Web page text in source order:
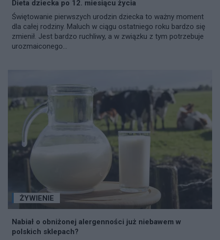
Dieta dziecka po 12. miesiącu życia
Świętowanie pierwszych urodzin dziecka to ważny moment
dla całej rodziny. Maluch w ciągu ostatniego roku bardzo się
zmienił. Jest bardzo ruchliwy, a w związku z tym potrzebuje
urozmaiconego...
ŻYWIENIE
Nabiał o obniżonej alergenności już niebawem w
polskich sklepach?